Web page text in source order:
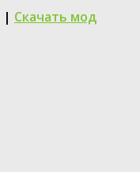
| Скачать мод